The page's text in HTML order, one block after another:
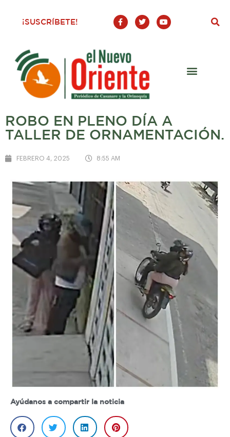
¡SUSCRÍBETE!
F
a
c
o
o
-
T
w
i
Y
o
u
ROBO EN PLENO DÍA A
TALLER DE ORNAMENTACIÓN.
FEBRERO 4, 2025 8:55 AM
Ayúdanos a compartir la noticia